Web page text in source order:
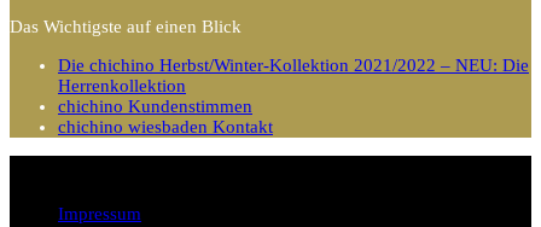
Das Wichtigste auf einen Blick
Die chichino Herbst/Winter-Kollektion 2021/2022 – NEU: Die
Herrenkollektion
chichino Kundenstimmen
chichino wiesbaden Kontakt
Impressum